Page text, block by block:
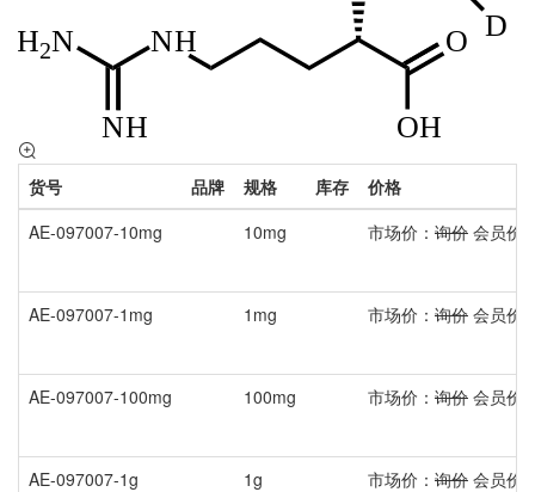
货号 品牌 规格 库存
价格
AE-097007-10mg
10mg 市场价： 询价 会员价
AE-097007-1mg 1mg 市场价： 询价 会员价
AE-097007-100mg 100mg 市场价： 询价 会员价
AE-097007-1g 1g 市场价： 询价 会员价